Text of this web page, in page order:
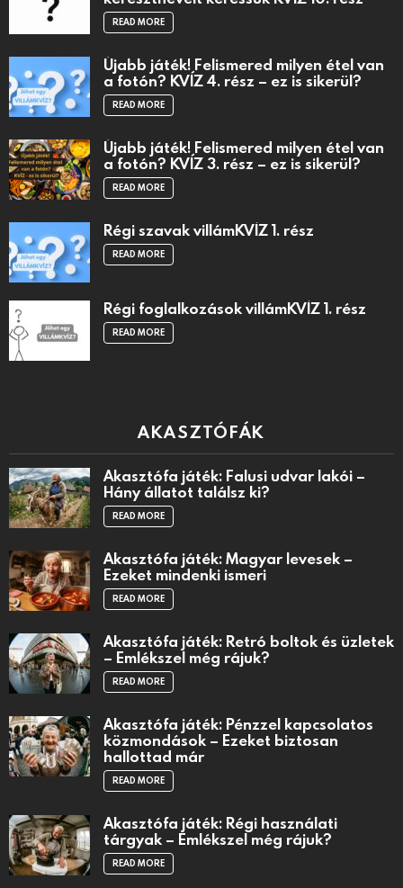
READ MORE
Újabb játék! Felismered milyen étel van
a fotón? KVÍZ 4. rész – ez is sikerül?
READ MORE
Újabb játék! Felismered milyen étel van
a fotón? KVÍZ 3. rész – ez is sikerül?
READ MORE
Régi szavak villámKVÍZ 1. rész
READ MORE
Régi foglalkozások villámKVÍZ 1. rész
READ MORE
AKASZTÓFÁK
Akasztófa játék: Falusi udvar lakói –
Hány állatot találsz ki?
READ MORE
Akasztófa játék: Magyar levesek –
Ezeket mindenki ismeri
READ MORE
Akasztófa játék: Retró boltok és üzletek
– Emlékszel még rájuk?
READ MORE
Akasztófa játék: Pénzzel kapcsolatos
közmondások – Ezeket biztosan
hallottad már
READ MORE
Akasztófa játék: Régi használati
tárgyak – Emlékszel még rájuk?
READ MORE